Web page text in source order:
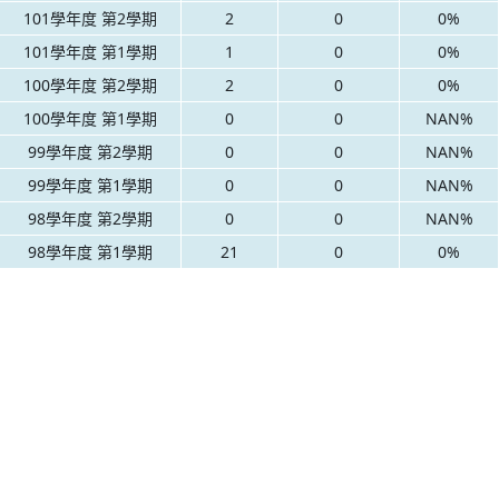
101學年度 第2學期
2 0
0%
101學年度 第1學期
1 0
0%
100學年度 第2學期
2 0
0%
100學年度 第1學期
0 0
NAN%
99學年度 第2學期
0 0
NAN%
99學年度 第1學期
0 0
NAN%
98學年度 第2學期
0 0
NAN%
98學年度 第1學期
21 0 0%